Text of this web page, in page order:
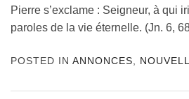
Pierre s’exclame : Seigneur, à qui
paroles de la vie éternelle. (Jn. 6,
POSTED IN ANNONCES